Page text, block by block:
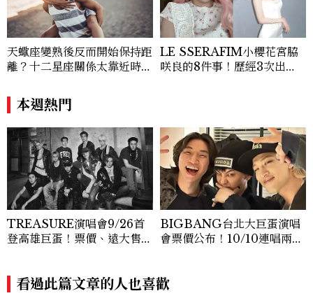
天蠍座變熟後反而開始保持距
離？十二星座關係太靠近時最
壓力就先躲起來
LE SSERAFIM小櫻花宮脇
咲良的8件事！歷經3次出
本週熱門
TREASURE演唱會9/26首
登高雄巨蛋！票價、遠大售票
BIGBANG台北大巨蛋演唱
會票價公布！10/10連唱兩
看過此篇文章的人也喜歡